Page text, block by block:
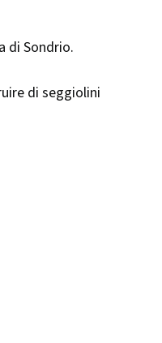
di Sondrio.
di seggiolini